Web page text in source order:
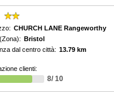
CHURCH LANE Rangeworthy
Bristol
dal centro città: 13.79 km
clienti:
8/ 10